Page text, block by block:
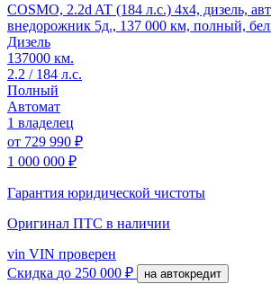
COSMO, 2.2d AT (184 л.с.) 4x4, дизель,
внедорожник 5д., 137 000 км, полный,
Дизель
137000 км.
2.2 / 184 л.с.
Полный
Автомат
1 владелец
от 729 990 ₽
1 000 000 ₽
Гарантия юридической чистоты
Оригинал ПТС в наличии
vin VIN проверен
Скидка до 250 000 ₽ на автокредит